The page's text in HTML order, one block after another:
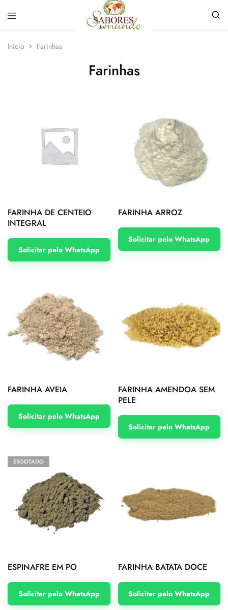
do
Mundo
loja
de
Especiarias
Início Farinhas
Farinhas
FARINHA DE CENTEIO
INTEGRAL
Solicitar pelo WhatsApp
FARINHA ARROZ
Solicitar pelo WhatsApp
FARINHA AVEIA
Solicitar pelo WhatsApp
FARINHA AMENDOA SEM
PELE
Solicitar pelo WhatsApp
ESGOTADO
ESPINAFRE EM PO
Solicitar pelo WhatsApp
FARINHA BATATA DOCE
Solicitar pelo WhatsApp